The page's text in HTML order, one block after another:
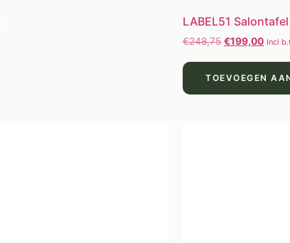
LABEL51
€248,75 €199,00 Incl
TOEVOEGEN